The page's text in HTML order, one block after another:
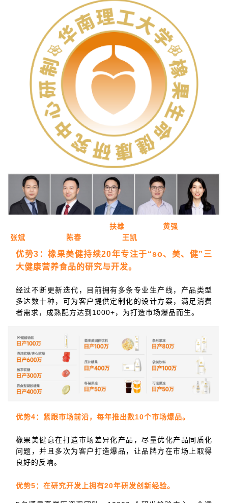
扶雄 黄强
张斌 陈春 王凯
优势3：橡果美健持续20年专注于“so、美、健”三
大健康营养食品的研究与开发。
经过不断更新迭代，目前拥有多条专业生产线，产品类型
多达数十种，可为客户提供定制化的设计方案，满足消费
者需求，成熟配方达到1000+，为打造市场爆品而生。
优势4：紧跟市场前沿，每年推出数10个市场爆品。
橡果美健意在打造市场差异化产品，尽量优化产品同质化
问题，并且多次为客户打造爆品，让品牌方在市场上取得
良好的反响。
优势5：在研究开发上拥有20年研发创新经验。